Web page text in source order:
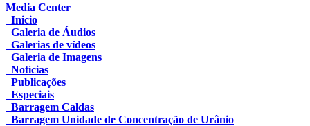
Media Center
Inicio
Galeria de Áudios
Galerias de vídeos
Galeria de Imagens
Notícias
Publicações
Especiais
Barragem Caldas
Barragem Unidade de Concentração de Urânio